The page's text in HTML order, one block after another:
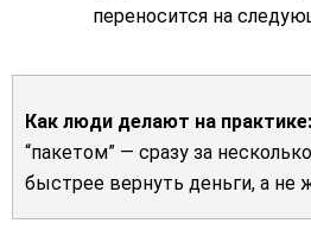
переносится на
Как люди делают на практике:
“пакетом” — сразу за
быстрее вернуть деньги, а не